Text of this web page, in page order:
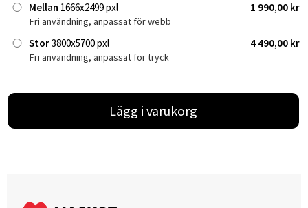
Mellan 1666x2499 pxl 1 990,00 kr
Fri användning, anpassat för webb
Stor3800x5700 pxl 4 490,00 kr
Fri användning, anpassat för tryck
Lägg i varukorg